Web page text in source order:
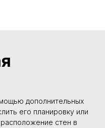
дополнительных
его планировку или
стен в